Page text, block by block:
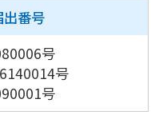
出番号
号
号
号